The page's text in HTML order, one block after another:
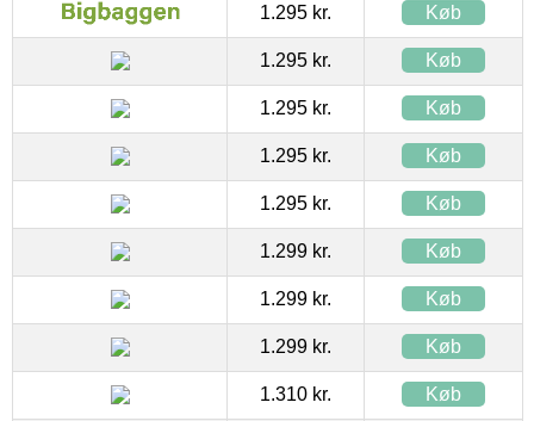
1.295 kr. Køb
1.295 kr. Køb
1.295 kr. Køb
1.295 kr. Køb
1.295 kr. Køb
1.299 kr. Køb
1.299 kr. Køb
1.299 kr. Køb
1.310 kr. Køb